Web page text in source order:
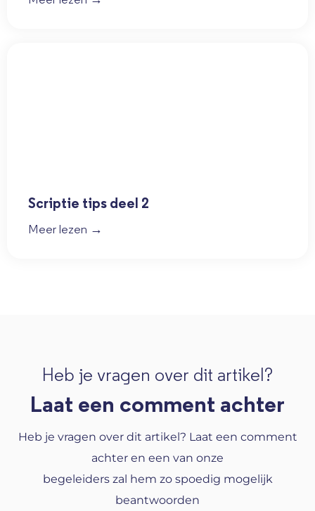
Scriptie tips deel 2
Meer lezen →
Heb je vragen over dit artikel?
Laat een comment achter
Heb je vragen over dit artikel? Laat een comment
achter en een van onze
begeleiders zal hem zo spoedig mogelijk
beantwoorden